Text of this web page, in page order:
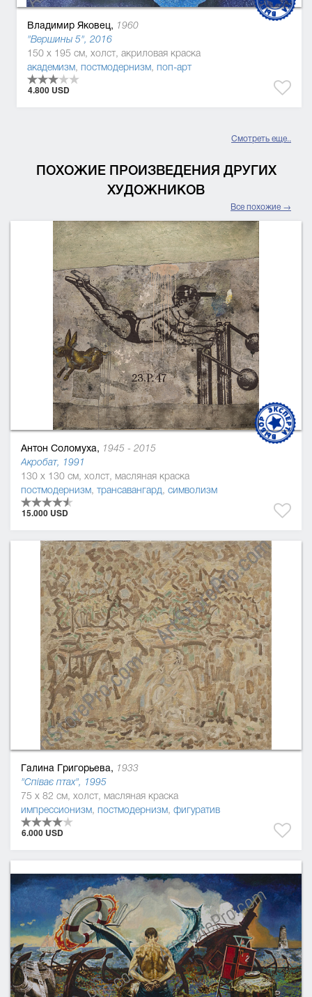
Владимир Яковец, 1960
"Вершины 5", 2016
150 x 195 см, холст, акриловая краска
академизм, постмодернизм, поп-арт
4.800 USD
Смотреть еще..
ПОХОЖИЕ ПРОИЗВЕДЕНИЯ ДРУГИХ
ХУДОЖНИКОВ
Все похожие →
Антон Соломуха, 1945 - 2015
Акробат, 1991
130 x 130 см, холст, масляная краска
постмодернизм, трансавангард, символизм
15.000 USD
Галина Григорьева, 1933
"Співає птах", 1995
75 x 82 см, холст, масляная краска
импрессионизм, постмодернизм, фигуратив
6.000 USD